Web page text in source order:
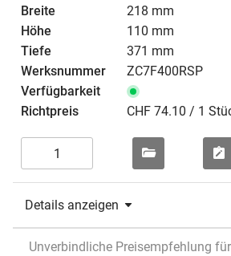
218 mm
110 mm
371 mm
ZC7F400RSP
CHF 74.10 / 1
Details anzeigen
Unverbindliche Preisempfehlung